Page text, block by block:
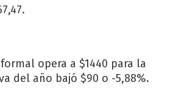
opera a $1440 para la
del año bajó $90 o -5,88%.